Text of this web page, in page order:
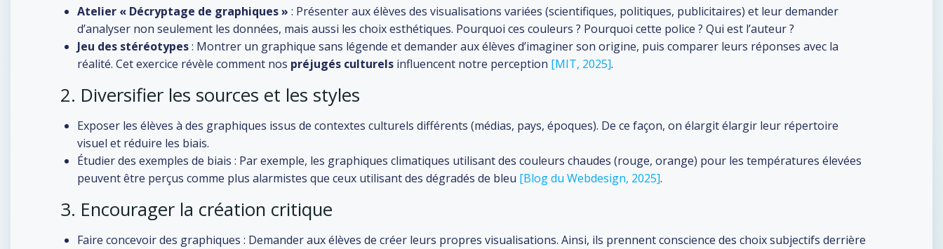
Atelier « Décryptage de graphiques » : Présenter aux élèves des visualisations variées (scientifiques, politiques, publicitaires) et leur demander
d’analyser non seulement les données, mais aussi les choix esthétiques. Pourquoi ces couleurs ? Pourquoi cette police ? Qui est l’auteur ?
Jeu des stéréotypes: Montrer un graphique sans légende et demander aux élèves d’imaginer son origine, puis comparer leurs réponses avec la
réalité. Cet exercice révèle comment nos préjugés culturels influencent notre perception [MIT, 2025].
2. Diversifier les sources et les styles
Exposer les élèves à des graphiques issus de contextes culturels différents (médias, pays, époques). De ce façon, on élargit élargir leur répertoire
visuel et réduire les biais.
Étudier des exemples de biais : Par exemple, les graphiques climatiques utilisant des couleurs chaudes (rouge, orange) pour les températures élevées
peuvent être perçus comme plus alarmistes que ceux utilisant des dégradés de bleu [Blog du Webdesign, 2025].
3. Encourager la création critique
Faire concevoir des graphiques : Demander aux élèves de créer leurs propres visualisations. Ainsi, ils prennent conscience des choix subjectifs derrière